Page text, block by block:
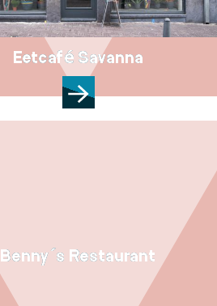
Eetcafé Savanna
Benny´s Restaurant